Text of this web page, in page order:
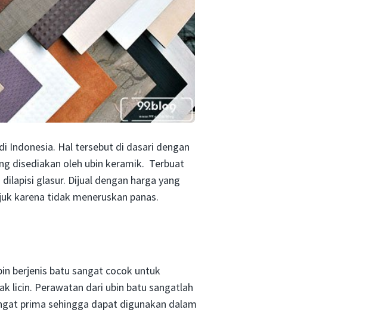
Indonesia. Hal tersebut di dasari dengan
disediakan oleh ubin keramik. Terbuat
glasur. Dijual dengan harga yang
karena tidak meneruskan panas.
berjenis batu sangat cocok untuk
licin. Perawatan dari ubin batu sangatlah
prima sehingga dapat digunakan dalam